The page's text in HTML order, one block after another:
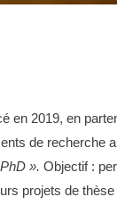
en 2019, en
de recherche
». Objectif :
projets de